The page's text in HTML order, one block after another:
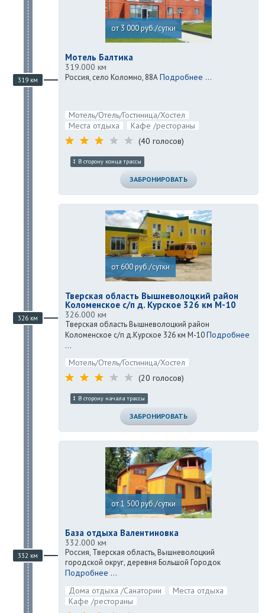
319 км
от 3 000 руб./сутки
Мотель Балтика
319.000 км
Россия, село Коломно, 88АПодробнее ...
Мотель/Отель/Гостиница/Хостел
Места отдыха
Кафе /рестораны
(40 голосов)
В сторону конца трассы
ЗАБРОНИРОВАТЬ
326 км
от 600 руб./сутки
Тверская область Вышневолоцкий район
Коломенское с/п д. Курское 326 км М-10
326.000 км
Тверская область Вышневолоцкий район
Коломенское с/п д.Курское 326 км М-10Подробнее
...
Мотель/Отель/Гостиница/Хостел
(20 голосов)
В сторону начала трассы
ЗАБРОНИРОВАТЬ
332 км
от 1 500 руб./сутки
База отдыха Валентиновка
332.000 км
Россия, Тверская область, Вышневолоцкий
городской округ, деревня Большой Городок
Подробнее ...
Дома отдыха /Санатории
Места отдыха
Кафе /рестораны